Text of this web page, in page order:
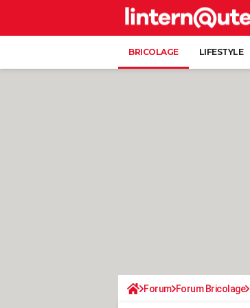
BRICOLAGE LIFESTYLE
Forum Forum Bricolage